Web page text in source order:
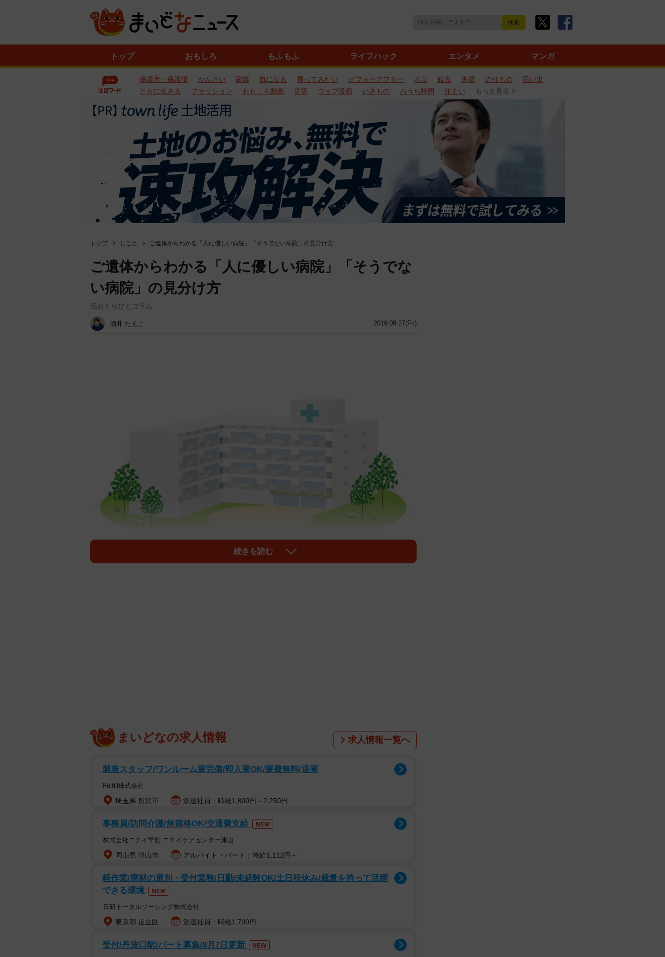
トップ おもしろ もふもふ ライフハック エンタメ マンガ
保護犬・保護猫 かんさい 家族 気になる 買ってみたい ビフォーアフター ネコ 観光 夫婦 のりもの
思い出
ともに生きる
ファッション おもしろ動画 災害 ウェブ漫画 いきもの おうち時間 住まい もっと見る
トップ しごと ご遺体からわかる「人に優しい病院」「そうでない病院」の見分け方
2019.09.27(Fri)
ご遺体からわかる「人に優しい病院」「そうでな
い病院」の見分け方
元おくりびとコラム
酒井 たえこ
・医療器具を外す
続きを読む
まいどなの求人情報 求人情報一覧へ
製造スタッフ/ワンルーム寮完備/即入寮OK/寮費無料/退寮
Fulfill株式会社
埼玉県 所沢市 派遣社員：時給1,800円～2,250円
事務員/訪問介護/無資格OK/交通費支給 NEW
株式会社ニチイ学館 ニチイケアセンター津山
岡山県 津山市 アルバイト・パート：時給1,112円～
軽作業/廃材の選別・受付業務/日勤/未経験OK/土日祝休み/裁量を持って活躍
できる環境
NEW
日研トータルソーシング株式会社
東京都 足立区 派遣社員：時給1,700円
受付/丹波口駅/パート募集/8月7日更新 NEW